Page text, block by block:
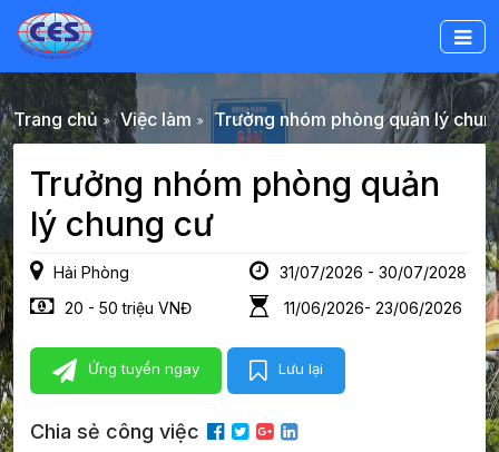
Trang chủ Việc làm Trưởng nhóm phòng quản lý
Trưởng nhóm phòng quản
lý chung cư
Hải Phòng
31/07/2026 - 30/07/2028
20 - 50 triệu VNĐ
11/06/2026- 23/06/2026
Ứng tuyển ngay Lưu lại
Chia sẻ công việc